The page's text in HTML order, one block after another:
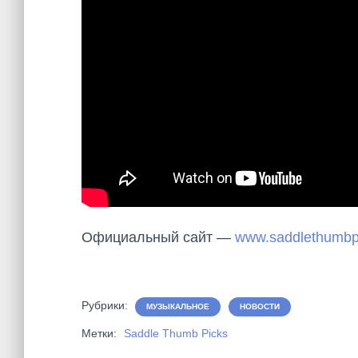
Официальный сайт —
Рубрики: МУЗЫКАЛЬНОЕ НОВОСТИ
Метки: Saddle Thumb Picks